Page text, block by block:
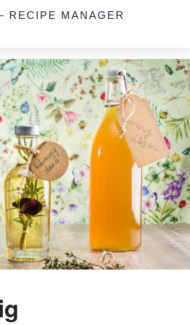
RECIPE MANAGER